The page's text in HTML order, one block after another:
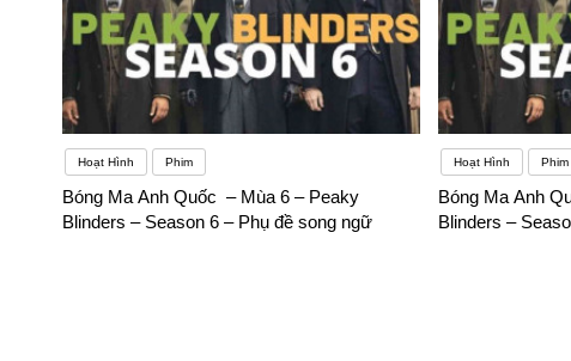
Hoạt Hình Phim
Bóng Ma Anh Quốc – Mùa 6 – Peaky
Blinders – Season 6 – Phụ đề song ngữ
Hoạt Hình Phim
Bóng Ma Anh
Blinders –